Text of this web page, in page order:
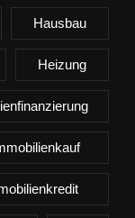
Hausbau
Heizung